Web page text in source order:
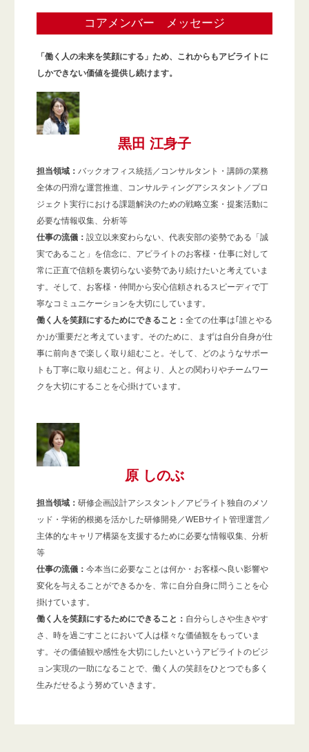
コアメンバー メッセージ
「働く人の未来を笑顔にする」ため、これからもアビライトに
しかできない価値を提供し続けます。
黒田 江身子
担当領域： バックオフィス統括／コンサルタント・講師の業務
全体の円滑な運営推進、コンサルティングアシスタント／プロ
ジェクト実行における課題解決のための戦略立案・提案活動に
必要な情報収集、分析等
仕事の流儀： 設立以来変わらない、代表安部の姿勢である「誠
実であること」を信念に、アビライトのお客様・仕事に対して
常に正直で信頼を裏切らない姿勢であり続けたいと考えていま
す。そして、お客様・仲間から安心信頼されるスピーディで丁
寧なコミュニケーションを大切にしています。
働く人を笑顔にするためにできること： 全ての仕事は｢誰とやる
か｣が重要だと考えています。そのために、まずは自分自身が仕
事に前向きで楽しく取り組むこと。そして、どのようなサポー
トも丁寧に取り組むこと。何より、人との関わりやチームワー
クを大切にすることを心掛けています。
原 しのぶ
担当領域： 研修企画設計アシスタント／アビライト独自のメソ
ッド・学術的根拠を活かした研修開発／WEBサイト管理運営／
主体的なキャリア構築を支援するために必要な情報収集、分析
等
仕事の流儀： 今本当に必要なことは何か・お客様へ良い影響や
変化を与えることができるかを、常に自分自身に問うことを心
掛けています。
働く人を笑顔にするためにできること： 自分らしさや生きやす
さ、時を過ごすことにおいて人は様々な価値観をもっていま
す。その価値観や感性を大切にしたいというアビライトのビジ
ョン実現の一助になることで、働く人の笑顔をひとつでも多く
生みだせるよう努めていきます。